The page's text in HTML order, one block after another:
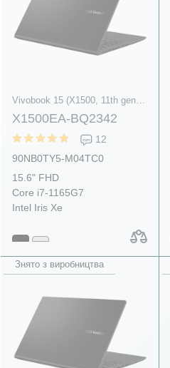
X1500EA-BQ2342
12
90NB0TY5-M04TC0
15.6" FHD
Core i7-1165G7
Intel Iris Xe
Знято з виробництва